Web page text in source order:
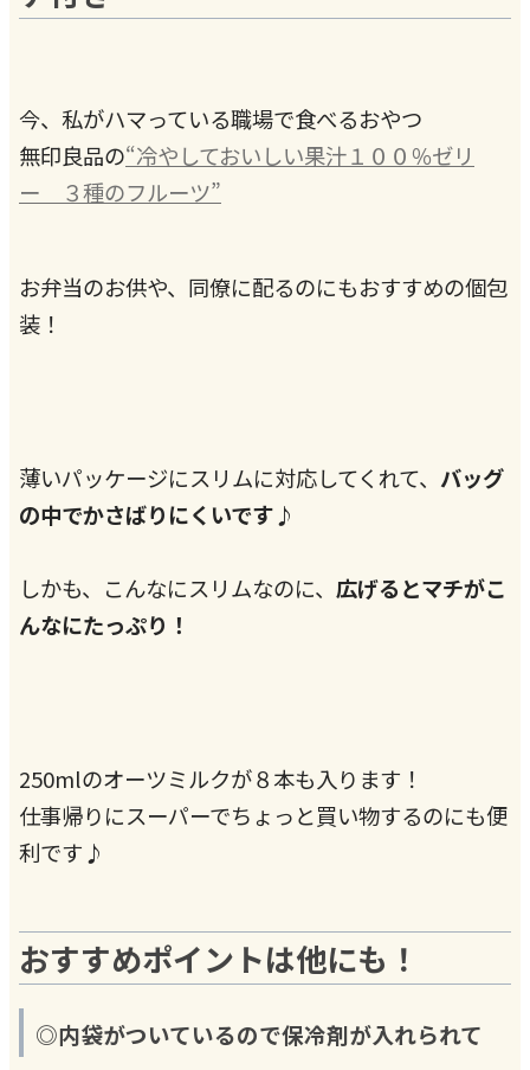
今、私がハマっている職場で食べるおやつ
無印良品の“冷やしておいしい果汁１００％ゼリ
ー ３種のフルーツ”
お弁当のお供や、同僚に配るのにもおすすめの個包
装！
薄いパッケージにスリムに対応してくれて、 バッグ
の中でかさばりにくいです♪
しかも、こんなにスリムなのに、 広げるとマチがこ
んなにたっぷり！
250mlのオーツミルクが８本も入ります！
仕事帰りにスーパーでちょっと買い物するのにも便
利です♪
おすすめポイントは他にも！
◎内袋がついているので保冷剤が入れられて